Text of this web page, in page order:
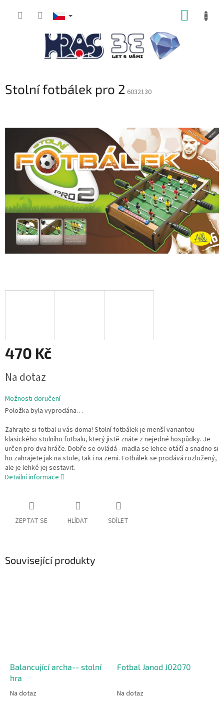
Stolní fotbálek pro 2 6032130
470 Kč
cena:
Na dotaz
Možnosti doručení
Položka byla vyprodána…
Zahrajte si fotbal u vás doma! Stolní fotbálek je menší variantou
klasického stolního fotbalu, který jistě znáte z nejedné hospůdky. Je
určen pro dva hráče. Dobře se ovládá - madla se lehce otáčí a snadno si
ho zahrajete jak na stole, tak i na zemi. Fotbálek se prodává rozložený,
ale je lehké jej sestavit.
Detailní informace
ZEPTAT SE HLÍDAT SDÍLET
Související produkty
Balancující archa-- stolní
hra
Na dotaz
Fotbal Janod J02070
Na dotaz